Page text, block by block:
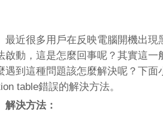
很多用戶在反映電腦開機出現
啟動，這是怎麼回事呢？其實這
遇到這種問題該怎麼解決呢？下
table錯誤的解決方法。
解決方法：